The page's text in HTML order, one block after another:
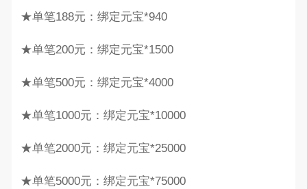
★单笔188元：绑定元宝*940
★单笔200元：绑定元宝*1500
★单笔500元：绑定元宝*4000
★单笔1000元：绑定元宝*10000
★单笔2000元：绑定元宝*25000
★单笔5000元：绑定元宝*75000